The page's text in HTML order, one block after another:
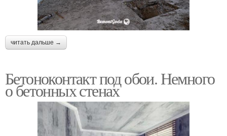
читать дальше →
Бетоноконтакт под обои. Немного
о бетонных стенах